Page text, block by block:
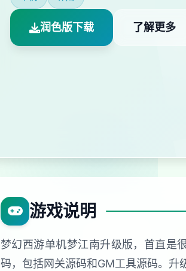
润色版下载 了解更多
游戏说明
梦幻西游单机梦江南升级版，首直是
码，包括网关源码和GM工具源码。升